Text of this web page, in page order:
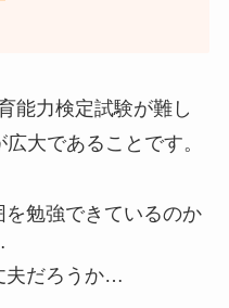
能力検定試験が難し
大であることです。
勉強できているのか
夫だろうか…